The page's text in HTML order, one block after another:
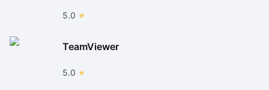
5.0
TeamViewer
5.0